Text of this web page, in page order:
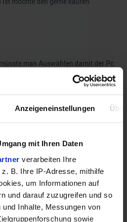
Anzeigeneinstellungen
mit Ihren Daten
verarbeiten Ihre
B. Ihre IP-Adresse, mithilfe
um Informationen auf
und darauf zuzugreifen und so
Inhalte, Messungen von
sowie
man Auswählen damit der Pc
Abbildungen aussieht??
Aufnahmen :)
und möchte fragen ob man
sollte